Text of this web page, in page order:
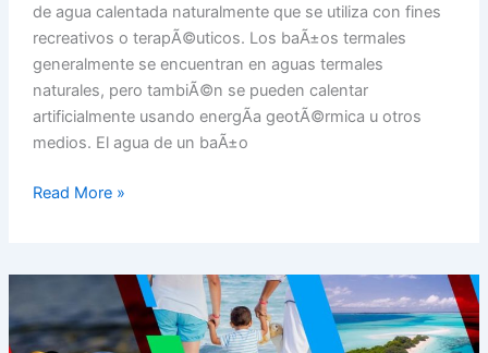
de agua calentada naturalmente que se utiliza con fines
recreativos o terapÃ©uticos. Los baÃ±os termales
generalmente se encuentran en aguas termales
naturales, pero tambiÃ©n se pueden calentar
artificialmente usando energÃ­a geotÃ©rmica u otros
medios. El agua de un baÃ±o
Read More »
llevar
en